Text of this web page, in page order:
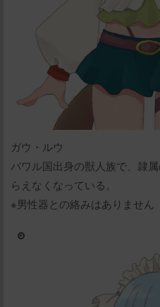
ガウ・ルウ
パワル国出身の獣人族で、隷
らえなくなっている。
※男性器との絡みはありません